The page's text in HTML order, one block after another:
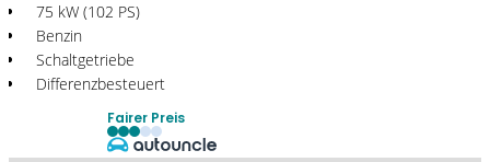
75 kW (102 PS)
Benzin
Schaltgetriebe
Differenzbesteuert
Fairer Preis